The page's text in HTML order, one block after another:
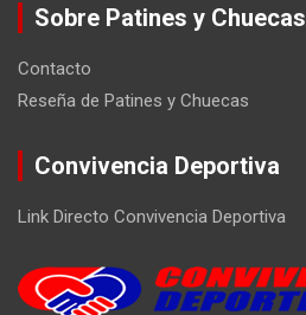
Sobre Patines y Chuecas
Contacto
Reseña de Patines y Chuecas
Convivencia Deportiva
Link Directo Convivencia Deportiva